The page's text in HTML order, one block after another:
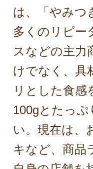
は、「やみつ
多くのリピー
スなどの主力
けでなく、具
リとした食感
100gとたっ
い。現在は、
キなど、商品